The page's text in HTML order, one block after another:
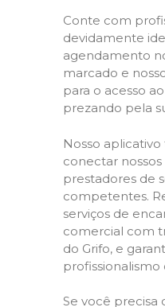
Conte com
devidamente
agendamento
marcado e
para o acesso
prezando pela
Nosso
conectar nossos
prestadores de
competentes.
serviços de
comercial com
do Grifo, e
profissionalismo
Se você precisa